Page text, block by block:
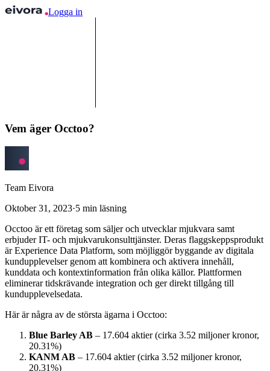
Logga in
Vem äger Occtoo?
Team Eivora
Oktober 31, 2023·5 min läsning
Occtoo är ett företag som säljer och utvecklar mjukvara samt
erbjuder IT- och mjukvarukonsulttjänster. Deras flaggskeppsprodukt
är Experience Data Platform, som möjliggör byggande av digitala
kundupplevelser genom att kombinera och aktivera innehåll,
kunddata och kontextinformation från olika källor. Plattformen
eliminerar tidskrävande integration och ger direkt tillgång till
kundupplevelsedata.
Här är några av de största ägarna i Occtoo:
Blue Barley AB – 17.604 aktier (cirka 3.52 miljoner kronor,
20.31%)
KANM AB – 17.604 aktier (cirka 3.52 miljoner kronor,
20.31%)